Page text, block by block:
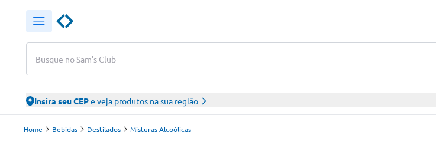
Busque no Sam's Club
Insira seu CEPe veja produtos na sua região
Home Bebidas Destilados Misturas Alcoólicas